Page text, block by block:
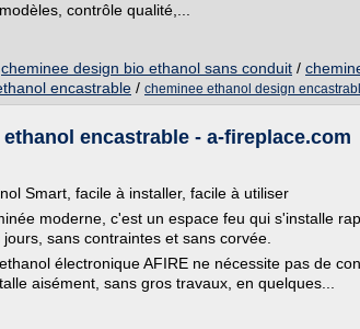
contrôle qualité,...
cheminee design bio ethanol sans conduit /
encastrable / cheminee ethanol design
encastrable - a-fireplace.com
Smart, facile à installer, facile à utiliser
moderne, c'est un espace feu qui s'installe
sans contraintes et sans corvée.
électronique AFIRE ne nécessite pas de
aisément, sans gros travaux, en quelques...